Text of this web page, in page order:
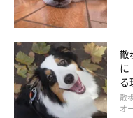
獣医師ジョ
散
に
散
オ